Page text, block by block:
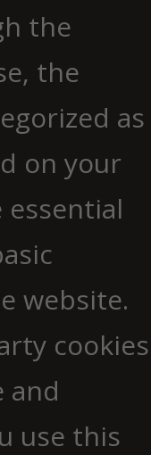
the
the
as
on your
essential
website.
cookies
and
use this